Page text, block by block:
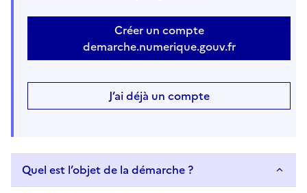
Créer un compte
demarche.numerique.gouv.fr
J’ai déjà un compte
Quel est l’objet de la démarche ?